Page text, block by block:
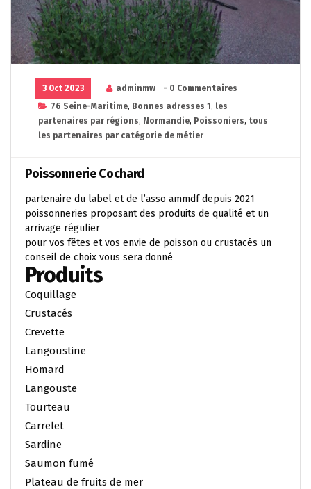
3 Oct 2023 adminmw
- 0 Commentaires
76 Seine-Maritime, Bonnes adresses 1, les
partenaires par régions, Normandie, Poissoniers, tous
les partenaires par catégorie de métier
Poissonnerie Cochard
partenaire du label et de l’asso ammdf depuis 2021
poissonneries proposant des produits de qualité et un
arrivage régulier
pour vos fêtes et vos envie de poisson ou crustacés un
conseil de choix vous sera donné
Produits
Coquillage
Crustacés
Crevette
Langoustine
Homard
Langouste
Tourteau
Carrelet
Sardine
Saumon fumé
Plateau de fruits de mer